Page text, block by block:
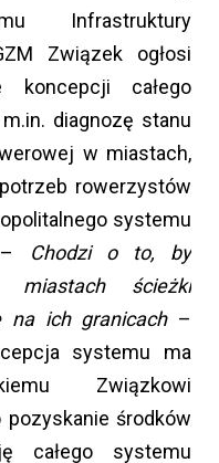
Infrastruktury
Związek ogłosi
koncepcji całego
diagnozę stanu
w miastach,
rowerzystów
systemu
–
Chodzi o to, by
miastach ścieżki
na ich granicach–
systemu ma
Związkowi
środków
całego systemu